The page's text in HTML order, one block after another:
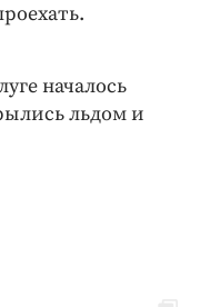
началось
льдом и